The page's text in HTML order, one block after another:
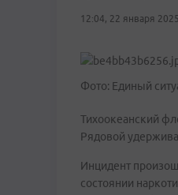
12:04, 22 января 2025
Фото: Единый
Тихоокеанский
Рядовой
Инцидент
состоянии